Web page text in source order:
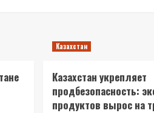
Казахстан
Казахстан укрепляет
продбезопасность:
продуктов вырос на